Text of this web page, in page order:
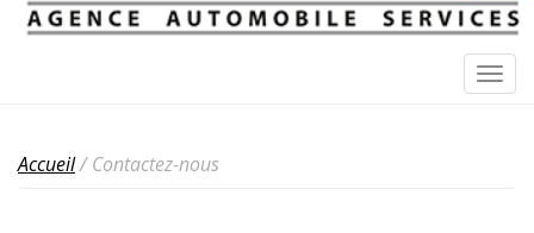
Accueil/Contactez-nous